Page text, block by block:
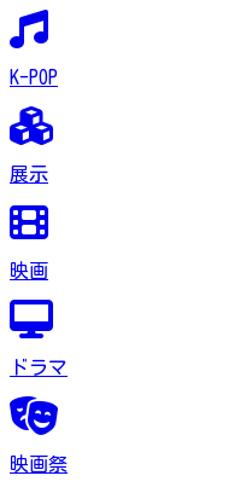
K-POP
展示
映画
ドラマ
映画祭